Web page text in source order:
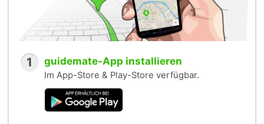
1 guidemate-App installieren
Im App-Store & Play-Store verfügbar.